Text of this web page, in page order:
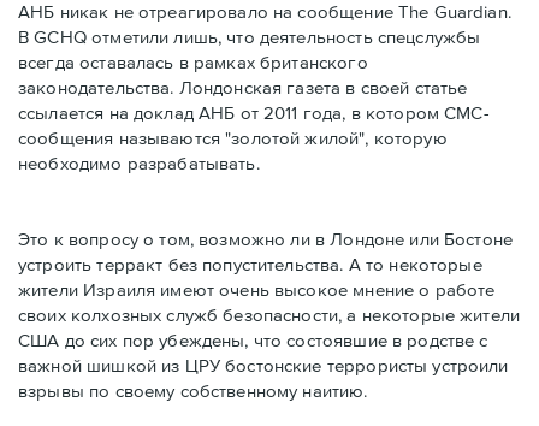
АНБ никак не отреагировало на сообщение The Guardian.
В GCHQ отметили лишь, что деятельность спецслужбы
всегда оставалась в рамках британского
законодательства. Лондонская газета в своей статье
ссылается на доклад АНБ от 2011 года, в котором СМС-
сообщения называются "золотой жилой", которую
необходимо разрабатывать.
Это к вопросу о том, возможно ли в Лондоне или Бостоне
устроить терракт без попустительства. А то некоторые
жители Израиля имеют очень высокое мнение о работе
своих колхозных служб безопасности, а некоторые жители
США до сих пор убеждены, что состоявшие в родстве с
важной шишкой из ЦРУ бостонские террористы устроили
взрывы по своему собственному наитию.